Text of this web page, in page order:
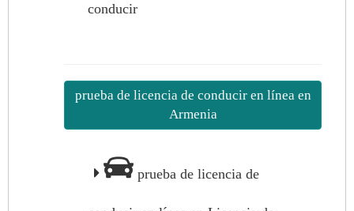
conducir
prueba de licencia de conducir en línea en
Armenia
prueba de licencia de